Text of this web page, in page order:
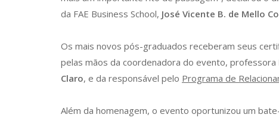
da FAE Business School, José Vicente B. de Mello
Os mais novos pós-graduados receberam seus
pelas mãos da coordenadora do evento, professora
Claro, e da responsável pelo Programa de
Além da homenagem, o evento oportunizou um